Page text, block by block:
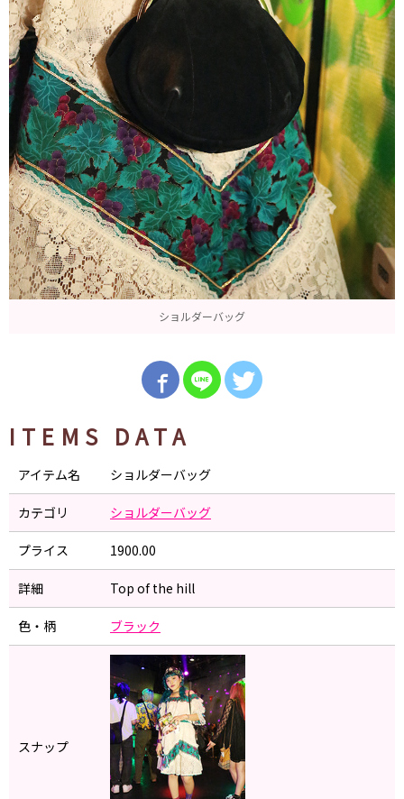
ショルダーバッグ
ITEMS DATA
アイテム名 ショルダーバッグ
カテゴリ ショルダーバッグ
プライス 1900.00
詳細 Top of the hill
色・柄 ブラック
スナップ